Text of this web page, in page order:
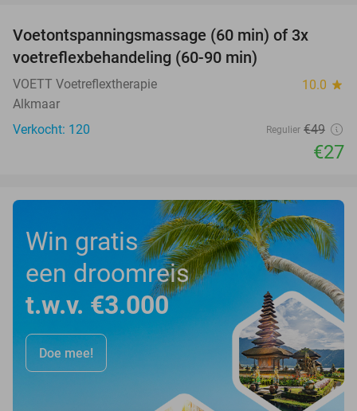
45%
OUT
Voetontspanningsmassage (60 min) of 3x
voetreflexbehandeling (60-90 min)
VOETT Voetreflextherapie 10.0 star
Alkmaar
Verkocht: 120
Regulier €49
€27
Win gratis
een droomreis
t.w.v. €3.000
Doe mee!